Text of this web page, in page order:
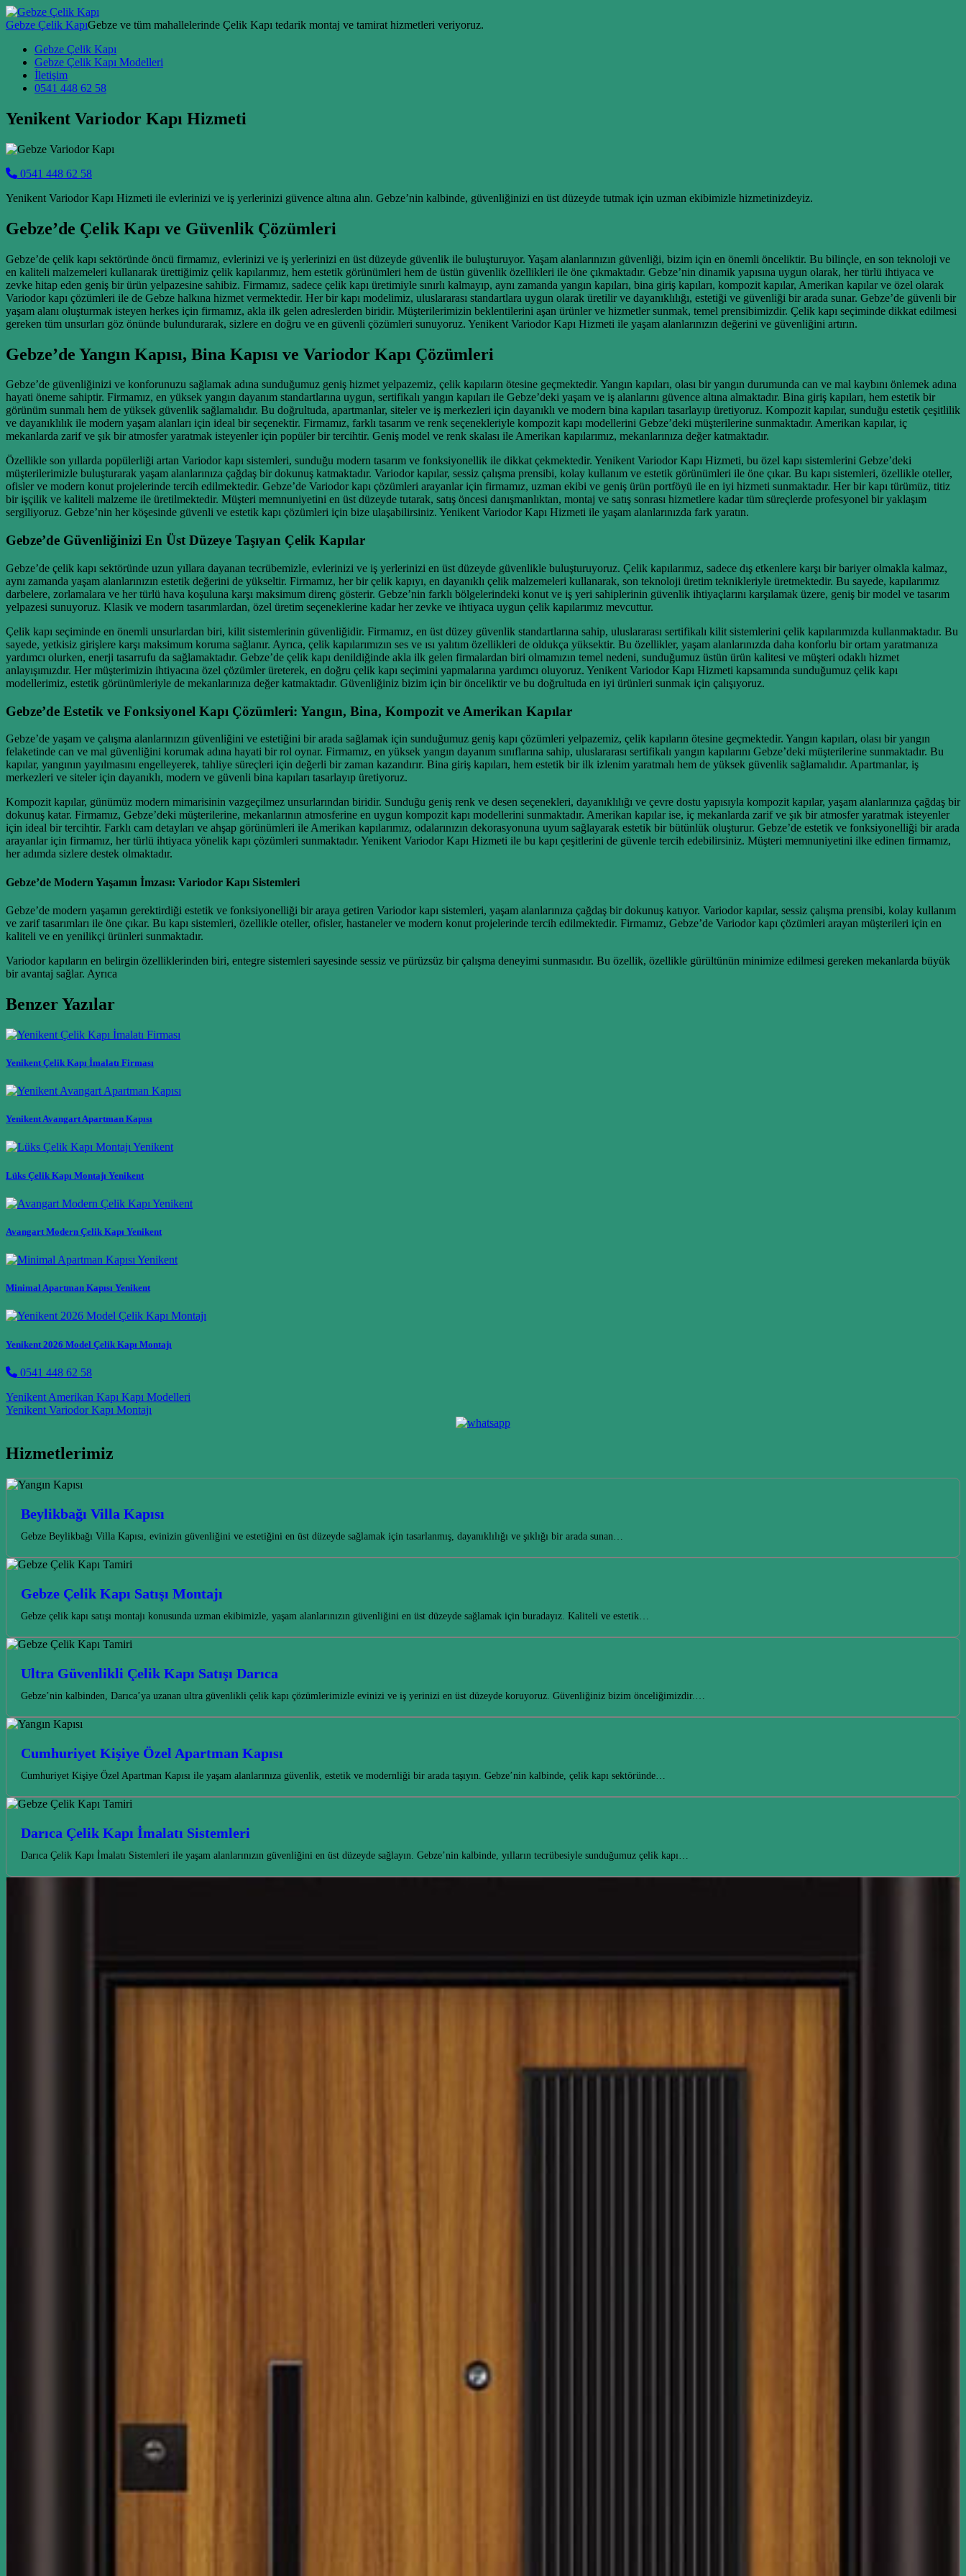
Skip to content
Gebze Çelik KapıGebze ve tüm mahallelerinde Çelik Kapı tedarik montaj ve tamirat hizmetleri veriyoruz.
Main Navigation
Gebze Çelik Kapı
Gebze Çelik Kapı Modelleri
İletişim
0541 448 62 58
Yenikent Variodor Kapı Hizmeti
0541 448 62 58
Yenikent Variodor Kapı Hizmeti ile evlerinizi ve iş yerlerinizi güvence altına alın. Gebze’nin kalbinde, güvenliğinizi en üst düzeyde tutmak için uzman ekibimizle hizmetinizdeyiz.
Gebze’de Çelik Kapı ve Güvenlik Çözümleri
Gebze’de çelik kapı sektöründe öncü firmamız, evlerinizi ve iş yerlerinizi en üst düzeyde güvenlik ile buluşturuyor. Yaşam alanlarınızın güvenliği, bizim için en önemli önceliktir. Bu bilinçle, en son teknoloji ve
en kaliteli malzemeleri kullanarak ürettiğimiz çelik kapılarımız, hem estetik görünümleri hem de üstün güvenlik özellikleri ile öne çıkmaktadır. Gebze’nin dinamik yapısına uygun olarak, her türlü ihtiyaca ve
zevke hitap eden geniş bir ürün yelpazesine sahibiz. Firmamız, sadece çelik kapı üretimiyle sınırlı kalmayıp, aynı zamanda yangın kapıları, bina giriş kapıları, kompozit kapılar, Amerikan kapılar ve özel olarak
Variodor kapı çözümleri ile de Gebze halkına hizmet vermektedir. Her bir kapı modelimiz, uluslararası standartlara uygun olarak üretilir ve dayanıklılığı, estetiği ve güvenliği bir arada sunar. Gebze’de güvenli bir
yaşam alanı oluşturmak isteyen herkes için firmamız, akla ilk gelen adreslerden biridir. Müşterilerimizin beklentilerini aşan ürünler ve hizmetler sunmak, temel prensibimizdir. Çelik kapı seçiminde dikkat edilmesi
gereken tüm unsurları göz önünde bulundurarak, sizlere en doğru ve en güvenli çözümleri sunuyoruz. Yenikent Variodor Kapı Hizmeti ile yaşam alanlarınızın değerini ve güvenliğini artırın.
Gebze’de Yangın Kapısı, Bina Kapısı ve Variodor Kapı Çözümleri
Gebze’de güvenliğinizi ve konforunuzu sağlamak adına sunduğumuz geniş hizmet yelpazemiz, çelik kapıların ötesine geçmektedir. Yangın kapıları, olası bir yangın durumunda can ve mal kaybını önlemek adına
hayati öneme sahiptir. Firmamız, en yüksek yangın dayanım standartlarına uygun, sertifikalı yangın kapıları ile Gebze’deki yaşam ve iş alanlarını güvence altına almaktadır. Bina giriş kapıları, hem estetik bir
görünüm sunmalı hem de yüksek güvenlik sağlamalıdır. Bu doğrultuda, apartmanlar, siteler ve iş merkezleri için dayanıklı ve modern bina kapıları tasarlayıp üretiyoruz. Kompozit kapılar, sunduğu estetik çeşitlilik
ve dayanıklılık ile modern yaşam alanları için ideal bir seçenektir. Firmamız, farklı tasarım ve renk seçenekleriyle kompozit kapı modellerini Gebze’deki müşterilerine sunmaktadır. Amerikan kapılar, iç
mekanlarda zarif ve şık bir atmosfer yaratmak isteyenler için popüler bir tercihtir. Geniş model ve renk skalası ile Amerikan kapılarımız, mekanlarınıza değer katmaktadır.
Özellikle son yıllarda popülerliği artan Variodor kapı sistemleri, sunduğu modern tasarım ve fonksiyonellik ile dikkat çekmektedir. Yenikent Variodor Kapı Hizmeti, bu özel kapı sistemlerini Gebze’deki
müşterilerimizle buluşturarak yaşam alanlarınıza çağdaş bir dokunuş katmaktadır. Variodor kapılar, sessiz çalışma prensibi, kolay kullanım ve estetik görünümleri ile öne çıkar. Bu kapı sistemleri, özellikle oteller,
ofisler ve modern konut projelerinde tercih edilmektedir. Gebze’de Variodor kapı çözümleri arayanlar için firmamız, uzman ekibi ve geniş ürün portföyü ile en iyi hizmeti sunmaktadır. Her bir kapı türümüz, titiz
bir işçilik ve kaliteli malzeme ile üretilmektedir. Müşteri memnuniyetini en üst düzeyde tutarak, satış öncesi danışmanlıktan, montaj ve satış sonrası hizmetlere kadar tüm süreçlerde profesyonel bir yaklaşım
sergiliyoruz. Gebze’nin her köşesinde güvenli ve estetik kapı çözümleri için bize ulaşabilirsiniz. Yenikent Variodor Kapı Hizmeti ile yaşam alanlarınızda fark yaratın.
Gebze’de Güvenliğinizi En Üst Düzeye Taşıyan Çelik Kapılar
Gebze’de çelik kapı sektöründe uzun yıllara dayanan tecrübemizle, evlerinizi ve iş yerlerinizi en üst düzeyde güvenlikle buluşturuyoruz. Çelik kapılarımız, sadece dış etkenlere karşı bir bariyer olmakla kalmaz,
aynı zamanda yaşam alanlarınızın estetik değerini de yükseltir. Firmamız, her bir çelik kapıyı, en dayanıklı çelik malzemeleri kullanarak, son teknoloji üretim teknikleriyle üretmektedir. Bu sayede, kapılarımız
darbelere, zorlamalara ve her türlü hava koşuluna karşı maksimum direnç gösterir. Gebze’nin farklı bölgelerindeki konut ve iş yeri sahiplerinin güvenlik ihtiyaçlarını karşılamak üzere, geniş bir model ve tasarım
yelpazesi sunuyoruz. Klasik ve modern tasarımlardan, özel üretim seçeneklerine kadar her zevke ve ihtiyaca uygun çelik kapılarımız mevcuttur.
Çelik kapı seçiminde en önemli unsurlardan biri, kilit sistemlerinin güvenliğidir. Firmamız, en üst düzey güvenlik standartlarına sahip, uluslararası sertifikalı kilit sistemlerini çelik kapılarımızda kullanmaktadır. Bu
sayede, yetkisiz girişlere karşı maksimum koruma sağlanır. Ayrıca, çelik kapılarımızın ses ve ısı yalıtım özellikleri de oldukça yüksektir. Bu özellikler, yaşam alanlarınızda daha konforlu bir ortam yaratmanıza
yardımcı olurken, enerji tasarrufu da sağlamaktadır. Gebze’de çelik kapı denildiğinde akla ilk gelen firmalardan biri olmamızın temel nedeni, sunduğumuz üstün ürün kalitesi ve müşteri odaklı hizmet
anlayışımızdır. Her müşterimizin ihtiyacına özel çözümler üreterek, en doğru çelik kapı seçimini yapmalarına yardımcı oluyoruz. Yenikent Variodor Kapı Hizmeti kapsamında sunduğumuz çelik kapı
modellerimiz, estetik görünümleriyle de mekanlarınıza değer katmaktadır. Güvenliğiniz bizim için bir önceliktir ve bu doğrultuda en iyi ürünleri sunmak için çalışıyoruz.
Gebze’de Estetik ve Fonksiyonel Kapı Çözümleri: Yangın, Bina, Kompozit ve Amerikan Kapılar
Gebze’de yaşam ve çalışma alanlarınızın güvenliğini ve estetiğini bir arada sağlamak için sunduğumuz geniş kapı çözümleri yelpazemiz, çelik kapıların ötesine geçmektedir. Yangın kapıları, olası bir yangın
felaketinde can ve mal güvenliğini korumak adına hayati bir rol oynar. Firmamız, en yüksek yangın dayanım sınıflarına sahip, uluslararası sertifikalı yangın kapılarını Gebze’deki müşterilerine sunmaktadır. Bu
kapılar, yangının yayılmasını engelleyerek, tahliye süreçleri için değerli bir zaman kazandırır. Bina giriş kapıları, hem estetik bir ilk izlenim yaratmalı hem de yüksek güvenlik sağlamalıdır. Apartmanlar, iş
merkezleri ve siteler için dayanıklı, modern ve güvenli bina kapıları tasarlayıp üretiyoruz.
Kompozit kapılar, günümüz modern mimarisinin vazgeçilmez unsurlarından biridir. Sunduğu geniş renk ve desen seçenekleri, dayanıklılığı ve çevre dostu yapısıyla kompozit kapılar, yaşam alanlarınıza çağdaş bir
dokunuş katar. Firmamız, Gebze’deki müşterilerine, mekanlarının atmosferine en uygun kompozit kapı modellerini sunmaktadır. Amerikan kapılar ise, iç mekanlarda zarif ve şık bir atmosfer yaratmak isteyenler
için ideal bir tercihtir. Farklı cam detayları ve ahşap görünümleri ile Amerikan kapılarımız, odalarınızın dekorasyonuna uyum sağlayarak estetik bir bütünlük oluşturur. Gebze’de estetik ve fonksiyonelliği bir arada
arayanlar için firmamız, her türlü ihtiyaca yönelik kapı çözümleri sunmaktadır. Yenikent Variodor Kapı Hizmeti ile bu kapı çeşitlerini de güvenle tercih edebilirsiniz. Müşteri memnuniyetini ilke edinen firmamız,
her adımda sizlere destek olmaktadır.
Gebze’de Modern Yaşamın İmzası: Variodor Kapı Sistemleri
Gebze’de modern yaşamın gerektirdiği estetik ve fonksiyonelliği bir araya getiren Variodor kapı sistemleri, yaşam alanlarınıza çağdaş bir dokunuş katıyor. Variodor kapılar, sessiz çalışma prensibi, kolay kullanım
ve zarif tasarımları ile öne çıkar. Bu kapı sistemleri, özellikle oteller, ofisler, hastaneler ve modern konut projelerinde tercih edilmektedir. Firmamız, Gebze’de Variodor kapı çözümleri arayan müşterileri için en
kaliteli ve en yenilikçi ürünleri sunmaktadır.
Variodor kapıların en belirgin özelliklerinden biri, entegre sistemleri sayesinde sessiz ve pürüzsüz bir çalışma deneyimi sunmasıdır. Bu özellik, özellikle gürültünün minimize edilmesi gereken mekanlarda büyük
bir avantaj sağlar. Ayrıca
Benzer Yazılar
Yenikent Çelik Kapı İmalatı Firması
Yenikent Avangart Apartman Kapısı
Lüks Çelik Kapı Montajı Yenikent
Avangart Modern Çelik Kapı Yenikent
Minimal Apartman Kapısı Yenikent
Yenikent 2026 Model Çelik Kapı Montajı
0541 448 62 58
Post navigation
Yenikent Amerikan Kapı Kapı Modelleri
Yenikent Variodor Kapı Montajı
Hizmetlerimiz
Beylikbağı Villa Kapısı
Gebze Beylikbağı Villa Kapısı, evinizin güvenliğini ve estetiğini en üst düzeyde sağlamak için tasarlanmış, dayanıklılığı ve şıklığı bir arada sunan…
Gebze Çelik Kapı Satışı Montajı
Gebze çelik kapı satışı montajı konusunda uzman ekibimizle, yaşam alanlarınızın güvenliğini en üst düzeyde sağlamak için buradayız. Kaliteli ve estetik…
Ultra Güvenlikli Çelik Kapı Satışı Darıca
Gebze’nin kalbinden, Darıca’ya uzanan ultra güvenlikli çelik kapı çözümlerimizle evinizi ve iş yerinizi en üst düzeyde koruyoruz. Güvenliğiniz bizim önceliğimizdir.…
Cumhuriyet Kişiye Özel Apartman Kapısı
Cumhuriyet Kişiye Özel Apartman Kapısı ile yaşam alanlarınıza güvenlik, estetik ve modernliği bir arada taşıyın. Gebze’nin kalbinde, çelik kapı sektöründe…
Darıca Çelik Kapı İmalatı Sistemleri
Darıca Çelik Kapı İmalatı Sistemleri ile yaşam alanlarınızın güvenliğini en üst düzeyde sağlayın. Gebze’nin kalbinde, yılların tecrübesiyle sunduğumuz çelik kapı…